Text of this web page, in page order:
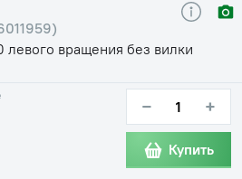
вращения без вилки
− +
Купить